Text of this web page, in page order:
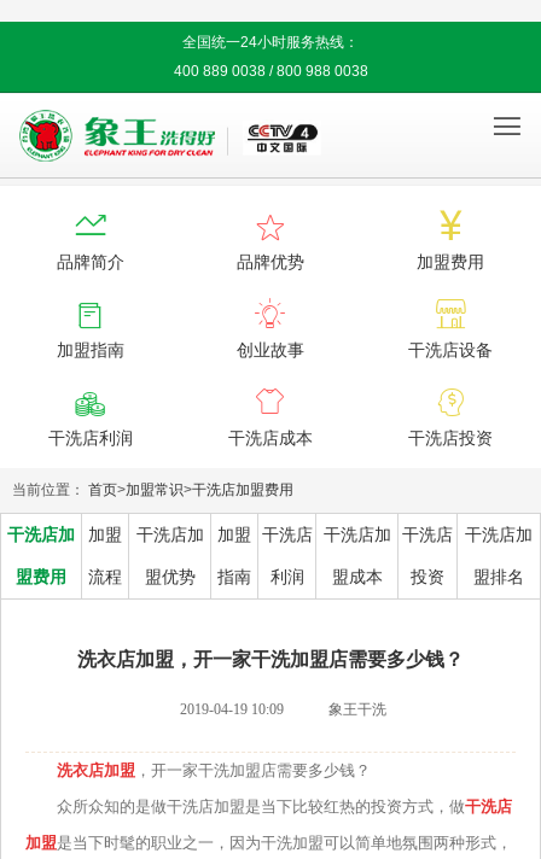
全国统一24小时服务热线：
400 889 0038 / 800 988 0038


品牌简介

品牌优势

加盟费用

加盟指南

创业故事

干洗店设备

干洗店利润

干洗店成本

干洗店投资
当前位置： 首页>加盟常识>干洗店加盟费用
干洗店加
盟费用
加盟
流程
干洗店加
盟优势
加盟
指南
干洗店
利润
干洗店加
盟成本
干洗店
投资
干洗店加
盟排名
洗衣店加盟，开一家干洗加盟店需要多少钱？
2019-04-19 10:09 象王干洗
洗衣店加盟 ，开一家干洗加盟店需要多少钱？
众所众知的是做干洗店加盟是当下比较红热的投资方式，做干洗店
加盟是当下时髦的职业之一，因为干洗加盟可以简单地氛围两种形式，